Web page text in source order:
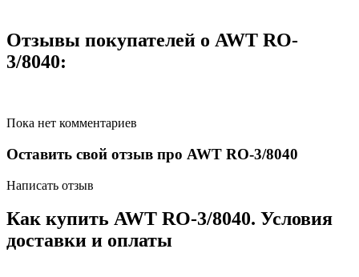
Отзывы покупателей о AWT RO-
3/8040:
Пока нет комментариев
Оставить свой отзыв про AWT RO-3/8040
Написать отзыв
Как купить AWT RO-3/8040. Условия
доставки и оплаты